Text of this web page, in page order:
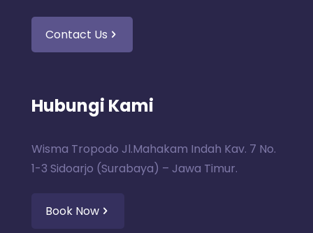
Contact Us
Hubungi Kami
Wisma Tropodo Jl.Mahakam Indah Kav. 7 No.
1-3 Sidoarjo (Surabaya) – Jawa Timur.
Book Now